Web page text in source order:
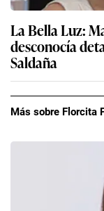
La Bella Luz:
desconocía
Saldaña
Más sobre Florcita